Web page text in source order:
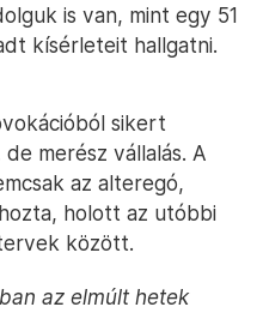
is van, mint egy 51
kísérleteit hallgatni.
sikert
merész vállalás. A
az alteregó,
holott az utóbbi
között.
az elmúlt hetek